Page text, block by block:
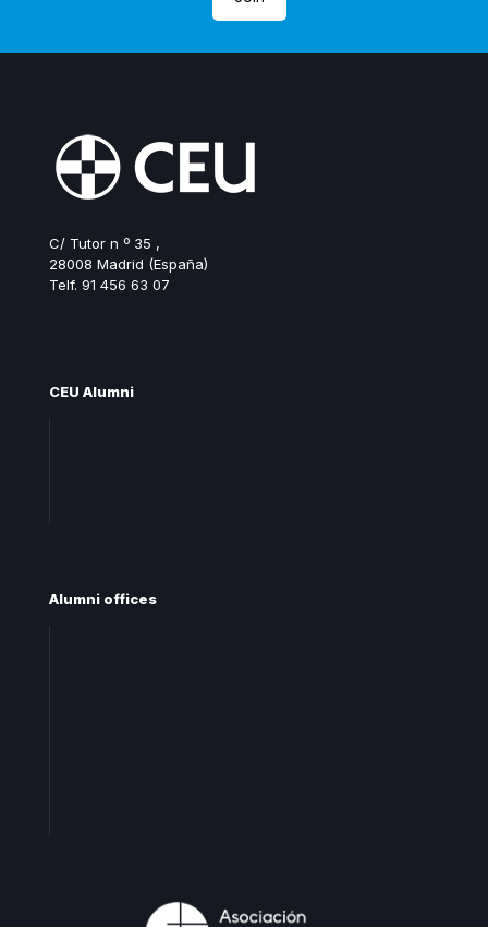
C/ Tutor n º 35 ,
28008 Madrid (España)
Telf. 91 456 63 07
CEU Alumni
Alumni offices